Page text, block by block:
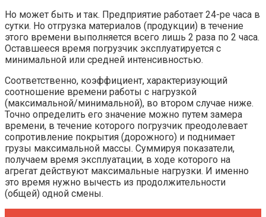
Но может быть и так. Предприятие работает 24-ре часа в
сутки. Но отгрузка материалов (продукции) в течение
этого времени выполняется всего лишь 2 раза по 2 часа.
Оставшееся время погрузчик эксплуатируется с
минимальной или средней интенсивностью.
Соответственно, коэффициент, характеризующий
соотношение времени работы с нагрузкой
(максимальной/минимальной), во втором случае ниже.
Точно определить его значение можно путем замера
времени, в течение которого погрузчик преодолевает
сопротивление покрытия (дорожного) и поднимает
грузы максимальной массы. Суммируя показатели,
получаем время эксплуатации, в ходе которого на
агрегат действуют максимальные нагрузки. И именно
это время нужно вычесть из продолжительности
(общей) одной смены.